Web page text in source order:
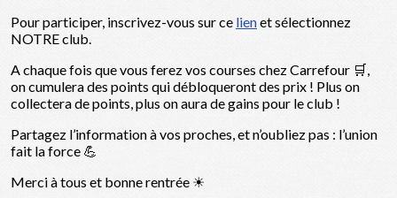
Pour participer, inscrivez-vous sur ce lienet sélectionnez
NOTRE club.
A chaque fois que vous ferez vos courses chez Carrefour 🛒,
on cumulera des points qui débloqueront des prix ! Plus on
collectera de points, plus on aura de gains pour le club !
Partagez l’information à vos proches, et n’oubliez pas : l’union
fait la force 💪
Merci à tous et bonne rentrée ☀